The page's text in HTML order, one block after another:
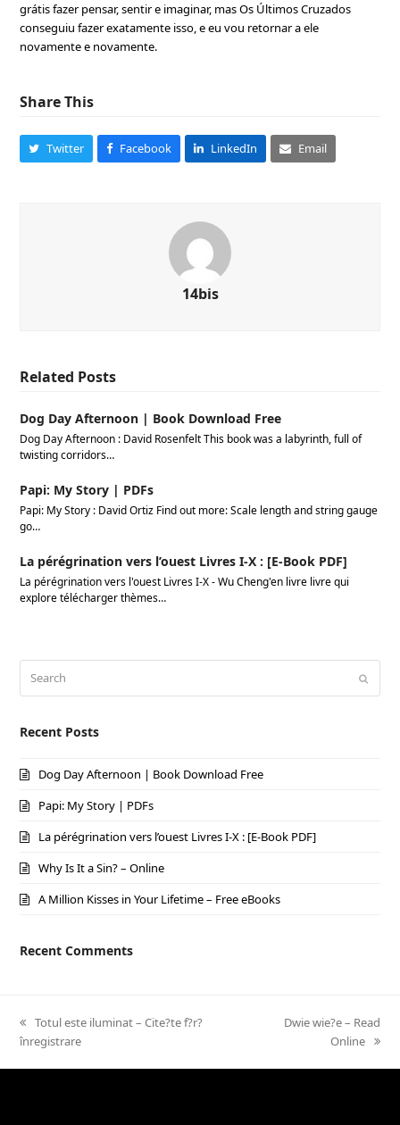
grátis fazer pensar, sentir e imaginar, mas Os Últimos Cruzados
conseguiu fazer exatamente isso, e eu vou retornar a ele
novamente e novamente.
Share This
Twitter Facebook LinkedIn Email
14bis
Related Posts
Dog Day Afternoon | Book Download Free
Dog Day Afternoon : David Rosenfelt This book was a labyrinth, full of
twisting corridors…
Papi: My Story | PDFs
Papi: My Story : David Ortiz Find out more: Scale length and string gauge
go…
La pérégrination vers l’ouest Livres I-X : [E-Book PDF]
La pérégrination vers l'ouest Livres I-X - Wu Cheng'en livre livre qui
explore télécharger thèmes…
Recent Posts
Dog Day Afternoon | Book Download Free
Papi: My Story | PDFs
La pérégrination vers l’ouest Livres I-X : [E-Book PDF]
Why Is It a Sin? – Online
A Million Kisses in Your Lifetime – Free eBooks
Recent Comments
previous
post:
Totul este iluminat – Cite?te f?r?
înregistrare
next
Dwie wie?e – Read
Online